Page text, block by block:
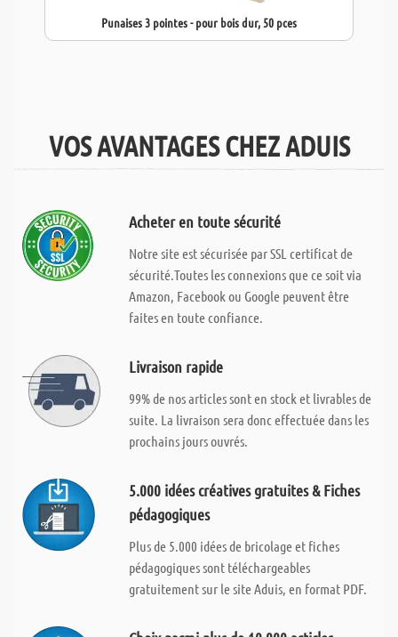
Punaises 3 pointes - pour bois dur, 50 pces
VOS AVANTAGES CHEZ ADUIS
Acheter en toute sécurité
Notre site est sécurisée par SSL certificat de
sécurité.Toutes les connexions que ce soit via
Amazon, Facebook ou Google peuvent être
faites en toute confiance.
Livraison rapide
99% de nos articles sont en stock et livrables de
suite. La livraison sera donc effectuée dans les
prochains jours ouvrés.
5.000 idées créatives gratuites & Fiches
pédagogiques
Plus de 5.000 idées de bricolage et fiches
pédagogiques sont téléchargeables
gratuitement sur le site Aduis, en format PDF.